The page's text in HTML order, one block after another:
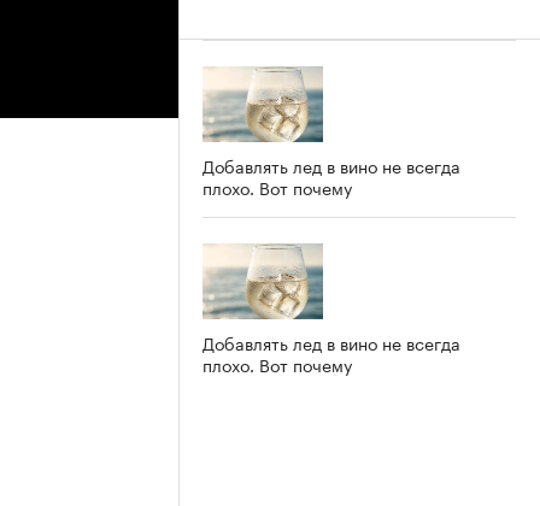
Добавлять лед в вино не всегда
плохо. Вот почему
Добавлять лед в вино не всегда
плохо. Вот почему